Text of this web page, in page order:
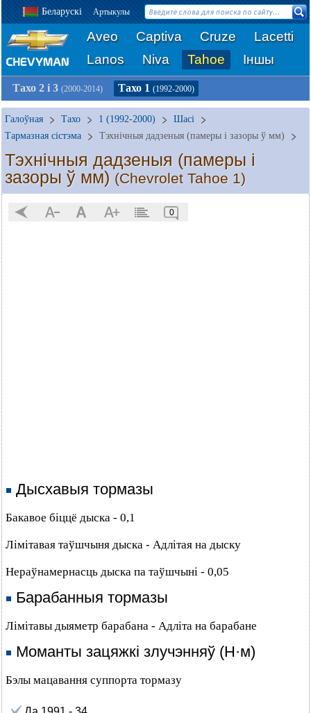
Беларускі Артыкулы
Aveo Captiva Cruze
Lacetti
Lanos
Niva Tahoe Іншы
Тахо 2 і 3 (2000-2014) Тахо 1 (1992-2000)
Галоўная Тахо 1 (1992-2000)
Шасі
Тармазная сістэма
Тэхнічныя дадзеныя (памеры і зазоры ў мм)
Тэхнічныя дадзеныя (памеры і
зазоры ў мм) (Chevrolet Tahoe 1)
0
Дысхавыя тормазы
Бакавое біццё дыска - 0,1
Лімітавая таўшчыня дыска - Адлітая на дыску
Нераўнамернасць дыска па таўшчыні - 0,05
Барабанныя тормазы
Лімітавы дыяметр барабана - Адліта на барабане
Моманты зацяжкі злучэнняў (Н·м)
Бэлы мацавання суппорта тормазу